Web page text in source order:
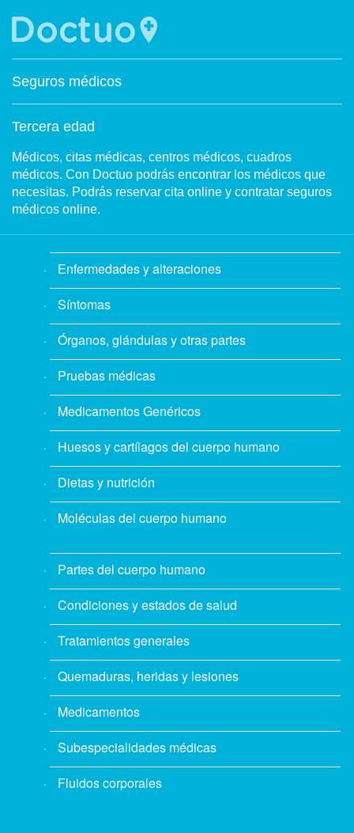
Seguros médicos
Tercera edad
Médicos, citas médicas, centros médicos, cuadros
médicos. Con Doctuo podrás encontrar los médicos que
necesitas. Podrás reservar cita online y contratar seguros
médicos online.
Enfermedades y alteraciones
Síntomas
Órganos, glándulas y otras partes
Pruebas médicas
Medicamentos Genéricos
Huesos y cartílagos del cuerpo humano
Dietas y nutrición
Moléculas del cuerpo humano
Partes del cuerpo humano
Condiciones y estados de salud
Tratamientos generales
Quemaduras, heridas y lesiones
Medicamentos
Subespecialidades médicas
Fluidos corporales